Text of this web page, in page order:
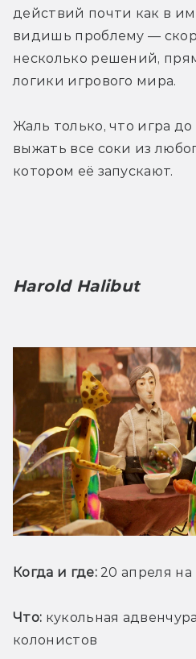
действий почти как в
видишь проблему —
несколько решений,
логики игрового мира.
Жаль только, что игра
выжать все соки из
котором её запускают.
Harold Halibut
Когда и где: 20 апреля на
Что: кукольная
колонистов